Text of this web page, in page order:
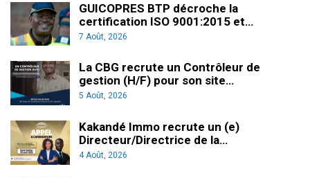
GUICOPRES BTP décroche la
certification ISO 9001:2015 et…
7 Août, 2026
La CBG recrute un Contrôleur de
gestion (H/F) pour son site…
5 Août, 2026
Kakandé Immo recrute un (e)
Directeur/Directrice de la…
4 Août, 2026